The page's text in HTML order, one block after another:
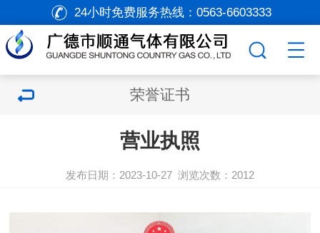
24小时免费服务热线： 0563-6603333
荣誉证书
营业执照
发布日期：2023-10-27 浏览次数： 2012